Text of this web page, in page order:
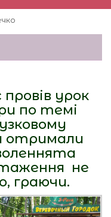
провів урок
по темі
отримали
не
граючи.